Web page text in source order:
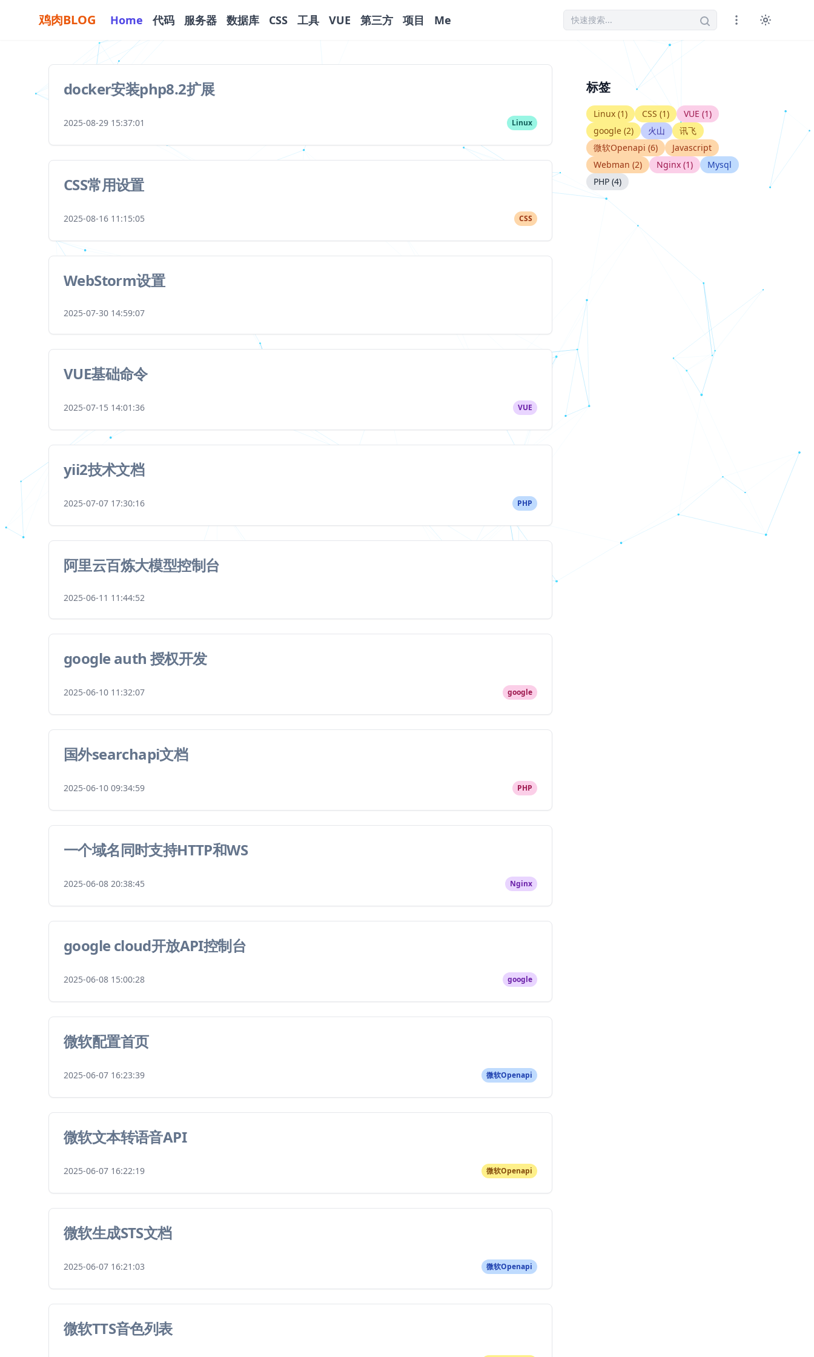
鸡肉BLOG Home 代码 服务器 数据库 CSS 工具 VUE 第三方 项目 Me
docker安装php8.2扩展
2025-08-29 15:37:01 Linux
CSS常用设置
2025-08-16 11:15:05 CSS
WebStorm设置
2025-07-30 14:59:07
VUE基础命令
2025-07-15 14:01:36 VUE
yii2技术文档
2025-07-07 17:30:16 PHP
阿里云百炼大模型控制台
2025-06-11 11:44:52
google auth 授权开发
2025-06-10 11:32:07 google
国外searchapi文档
2025-06-10 09:34:59 PHP
一个域名同时支持HTTP和WS
2025-06-08 20:38:45 Nginx
google cloud开放API控制台
2025-06-08 15:00:28 google
微软配置首页
2025-06-07 16:23:39 微软Openapi
微软文本转语音API
2025-06-07 16:22:19 微软Openapi
微软生成STS文档
2025-06-07 16:21:03 微软Openapi
微软TTS音色列表
标签
Linux (1) CSS (1)
VUE (1)
google (2)
火山
讯飞
微软Openapi (6)
Javascript
Webman (2)
Nginx (1)
Mysql
PHP (4)